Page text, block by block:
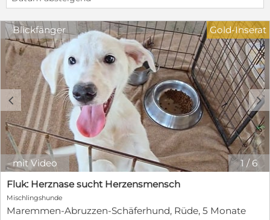
Blickfänger
1 /6
c d
mit Video
Gold-Inserat
Fluk: Herznase sucht Herzensmensch
Mischlingshunde
Maremmen-Abruzzen-Schäferhund, Rüde, 5 Monate